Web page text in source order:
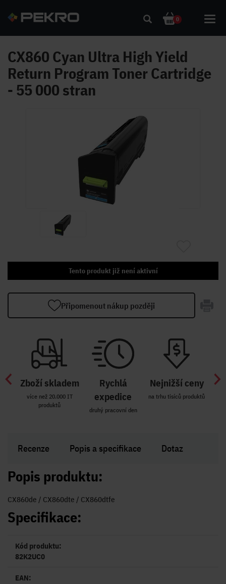
0
CX860 Cyan Ultra High Yield
Return Program Toner Cartridge
- 55 000 stran
Tento produkt již není aktivní
Připomenout nákup později
Zboží skladem
více než 20.000 IT
produktů
Rychlá
expedice
druhý pracovní den
Nejnižší ceny
na trhu tisíců produktů
Recenze Popis a specifikace Dotaz
Popis produktu:
CX860de / CX860dte / CX860dtfe
Specifikace:
Kód produktu:
82K2UC0
EAN: